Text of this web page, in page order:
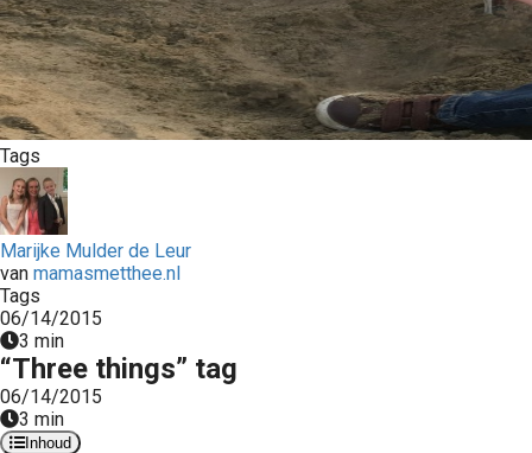
Tags
Marijke Mulder de Leur
van mamasmetthee.nl
Tags
06/14/2015
3 min
“Three things” tag
06/14/2015
3 min
Inhoud
de
Hierdoor
website-
van